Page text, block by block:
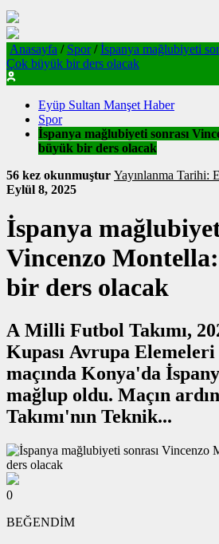
Anasayfa / Spor / İspanya mağlubiyeti
Çok büyük bir ders olacak
Eyüp Sultan Manşet Haber
Spor
İspanya mağlubiyeti sonrası
büyük bir ders olacak
56 kez okunmuştur
Eylül 8, 2025
İspanya
Vincenzo
bir ders olacak
A Milli Futbol Takımı,
Kupası Avrupa
maçında Konya'da
mağlup oldu. Maçın
Takımı'nın Teknik...
0
BEĞENDİM